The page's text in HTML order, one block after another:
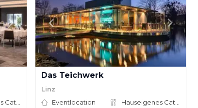
Das Teichwerk
Linz
Eventlocation